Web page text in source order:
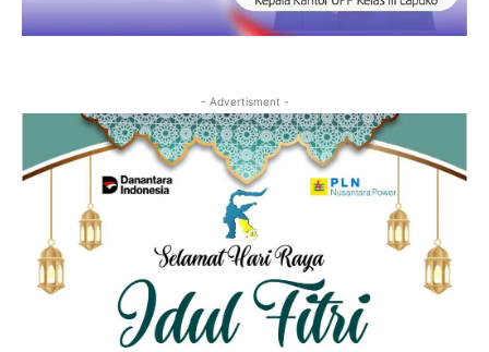
- Advertisment -